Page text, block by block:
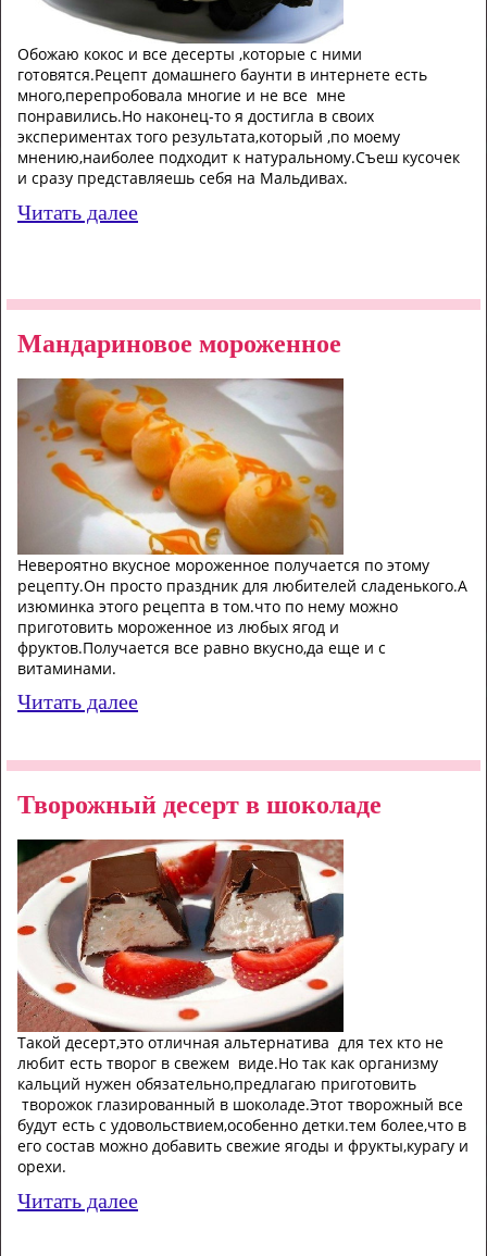
Обожаю кокос и все десерты ,которые с ними
готовятся.Рецепт домашнего баунти в интернете есть
много,перепробовала многие и не все мне
понравились.Но наконец-то я достигла в своих
экспериментах того результата,который ,по моему
мнению,наиболее подходит к натуральному.Съеш кусочек
и сразу представляешь себя на Мальдивах.
Читать далее
Мандариновое мороженное
Невероятно вкусное мороженное получается по этому
рецепту.Он просто праздник для любителей сладенького.А
изюминка этого рецепта в том.что по нему можно
приготовить мороженное из любых ягод и
фруктов.Получается все равно вкусно,да еще и с
витаминами.
Читать далее
Творожный десерт в шоколаде
Такой десерт,это отличная альтернатива для тех кто не
любит есть творог в свежем виде.Но так как организму
кальций нужен обязательно,предлагаю приготовить
творожок глазированный в шоколаде.Этот творожный все
будут есть с удовольствием,особенно детки.тем более,что в
его состав можно добавить свежие ягоды и фрукты,курагу и
орехи.
Читать далее